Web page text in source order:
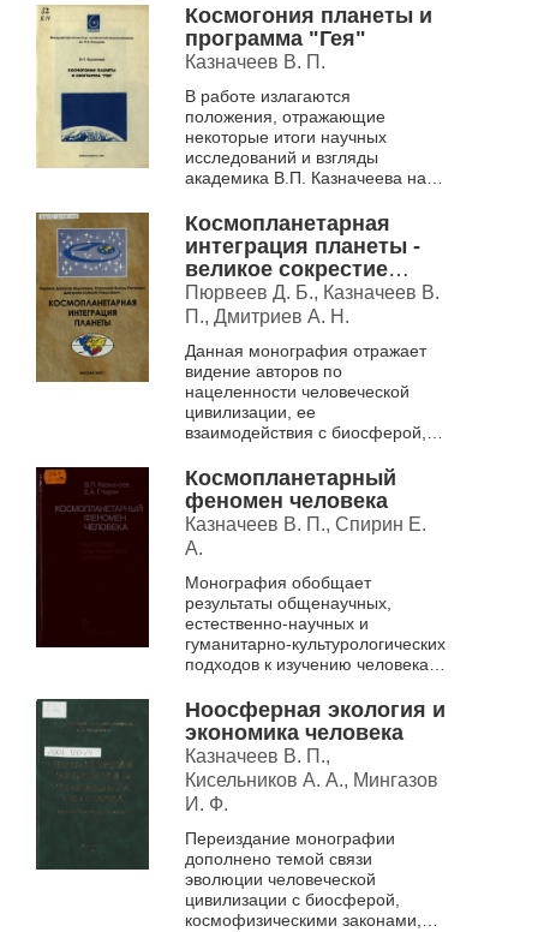
прошлых поколений
Космогония планеты и
программа "Гея"
Казначеев В. П.
В работе излагаются
положения, отражающие
некоторые итоги научных
исследований и взгляды
академика В.П. Казначеева на
эволюции живого вещества,
интеллекта в живом
пространстве К...
Космопланетарная
интеграция планеты -
великое сокрестие
континентов
Пюрвеев Д. Б., Казначеев В.
П., Дмитриев А. Н.
Данная монография отражает
видение авторов по
нацеленности человеческой
цивилизации, ее
взаимодействия с биосферой,
пространством Вселенной,
идеей катастрофичности при
наруш...
Космопланетарный
феномен человека
Казначеев В. П., Спирин Е.
А.
Монография обобщает
результаты общенаучных,
естественно-научных и
гуманитарно-культурологических
подходов к изучению человека
космопланетарного явления в
его неразрывных связях с
окружа...
Ноосферная экология и
экономика человека
Казначеев В. П.,
Кисельников А. А., Мингазов
И. Ф.
Переиздание монографии
дополнено темой связи
эволюции человеческой
цивилизации с биосферой,
космофизическими законами,